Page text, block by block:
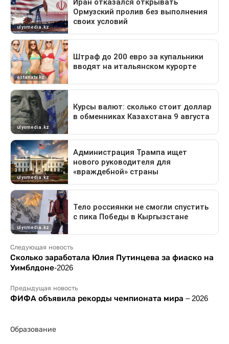
Следующая новость
Сколько заработала Юлия Путинцева за фиаско на
Уимблдоне-2026
Предыдущая новость
ФИФА объявила рекорды чемпионата мира – 2026
Образование